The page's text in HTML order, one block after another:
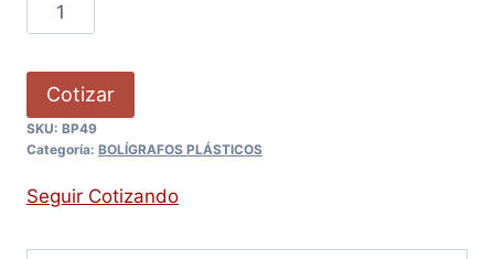
Cotizar
SKU: BP49
Categoría: BOLÍGRAFOS PLÁSTICOS
Seguir Cotizando